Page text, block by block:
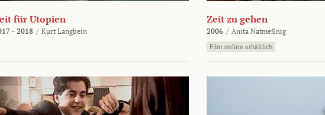
für Utopien
- 2018 / Kurt Langbein
Zeit zu gehen
2006 / Anita Natmeßnig
Film online erhältlich